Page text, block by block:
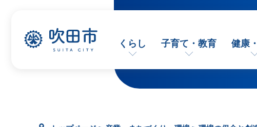
くらし 子育て・教育 健康